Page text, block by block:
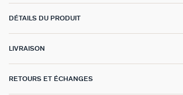
GÉNÉRATION AGATHA
DÉTAILS DU PRODUIT
LIVRAISON
RETOURS ET ÉCHANGES